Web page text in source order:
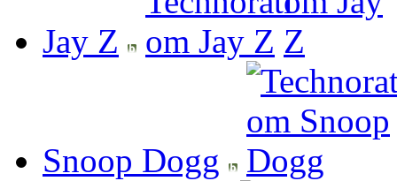
Jay Z
Snoop Dogg